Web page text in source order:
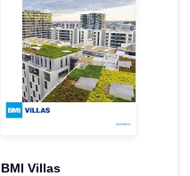
BMI Villas